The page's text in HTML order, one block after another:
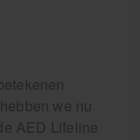
we nu
AED Lifeline